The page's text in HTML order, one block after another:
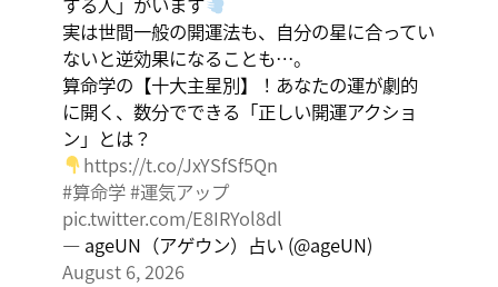
実は世間一般の開運法も、自分の星に合ってい
ないと逆効果になることも…。
算命学の【十大主星別】！あなたの運が劇的
に開く、数分でできる「正しい開運アクショ
ン」とは？
https://t.co/JxYSfSf5Qn
#算命学#運気アップ
pic.twitter.com/E8IRYol8dl
— ageUN（アゲウン）占い (@ageUN)
August 6, 2026